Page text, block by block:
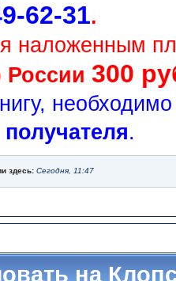
62-31.
наложенным
России 300
.
здесь: Сегодня, 11:47
на